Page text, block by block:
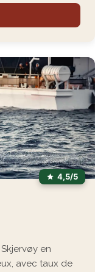
4,5/5
en
avec taux de